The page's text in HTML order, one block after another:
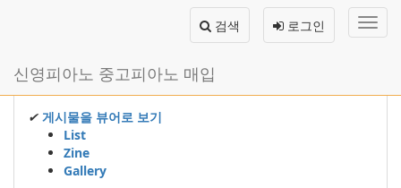
바
기
로그인
검색
신영피아노 중고피아노 매입
✔ 게시물을 뷰어로 보기
List
Zine
Gallery